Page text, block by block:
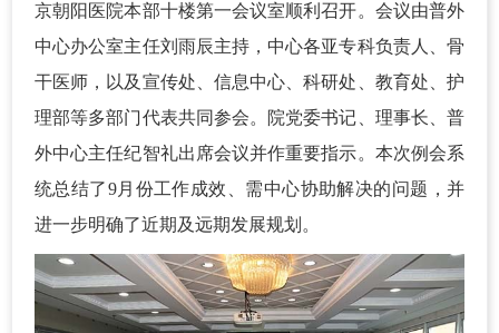
京朝阳医院本部十楼第一会议室顺利召开。会议由普外
中心办公室主任刘雨辰主持，中心各亚专科负责人、骨
干医师，以及宣传处、信息中心、科研处、教育处、护
理部等多部门代表共同参会。院党委书记、理事长、普
外中心主任纪智礼出席会议并作重要指示。本次例会系
统总结了9月份工作成效、需中心协助解决的问题，并
进一步明确了近期及远期发展规划。